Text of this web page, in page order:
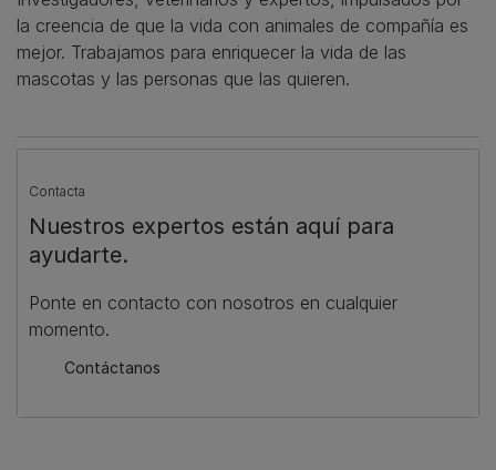
la creencia de que la vida con animales de compañía es
mejor. Trabajamos para enriquecer la vida de las
mascotas y las personas que las quieren.
Contacta
Nuestros expertos están aquí para
ayudarte.
Ponte en contacto con nosotros en cualquier
momento.
Contáctanos